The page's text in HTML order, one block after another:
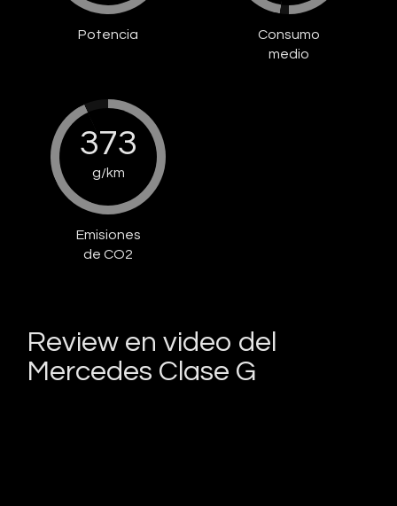
Potencia
Consumo
medio
373
g/km
Emisiones
de CO2
Review en video del
Mercedes Clase G